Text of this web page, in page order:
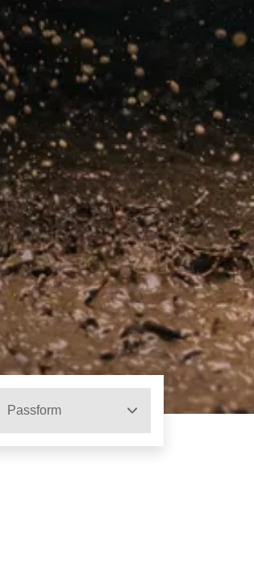
Passform